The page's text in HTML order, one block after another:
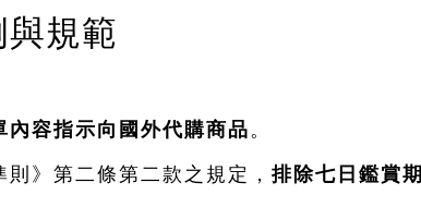
規範
內容指示向國外代購商品。
》第二條第二款之規定， 排除七日鑑賞期